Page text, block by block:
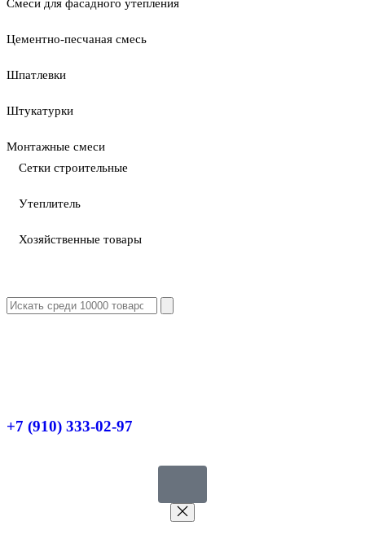
Смеси для фасадного утепления
Цементно-песчаная смесь
Шпатлевки
Штукатурки
Монтажные смеси
Сетки строительные
Утеплитель
Хозяйственные товары
+7 (910) 333-02-97